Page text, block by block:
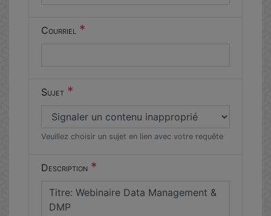
Courriel *
Sujet *
Veuillez choisir un sujet en lien avec votre requête
Description *